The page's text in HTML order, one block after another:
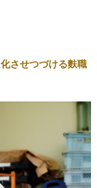
させつづける麩職